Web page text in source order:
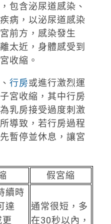
包含泌尿道感染、
病，以泌尿道感染
前方，感染發生
太近，身體感受到
收縮。
行房或進行激烈運
宮收縮，其中行房
乳房接受過度刺激
導致，若行房過程
暫停並休息，讓宮
假宮縮
續時
達
通常很短，多
在30秒以內，